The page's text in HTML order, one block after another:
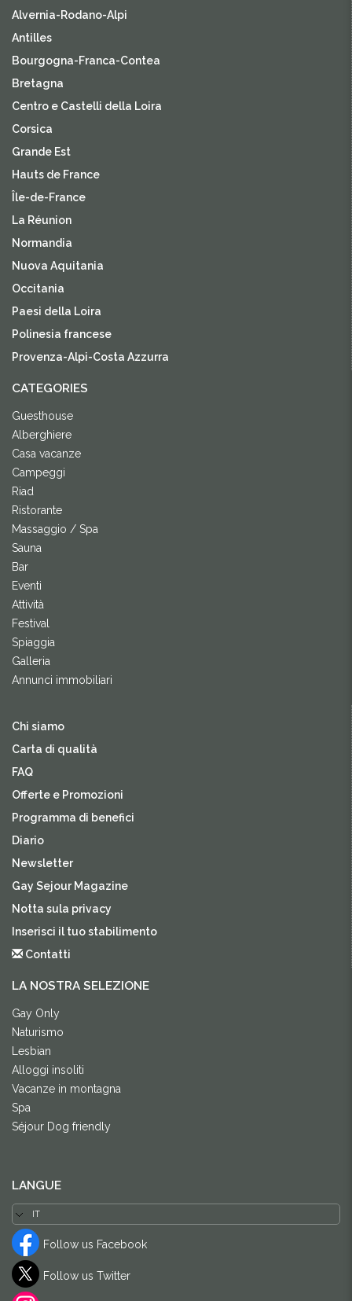
Alvernia-Rodano-Alpi
Antilles
Bourgogna-Franca-Contea
Bretagna
Centro e Castelli della Loira
Corsica
Grande Est
Hauts de France
Île-de-France
La Réunion
Normandia
Nuova Aquitania
Occitania
Paesi della Loira
Polinesia francese
Provenza-Alpi-Costa Azzurra
CATEGORIES
Guesthouse
Alberghiere
Casa vacanze
Campeggi
Riad
Ristorante
Massaggio / Spa
Sauna
Bar
Eventi
Attività
Festival
Spiaggia
Galleria
Annunci immobiliari
Chi siamo
Carta di qualità
FAQ
Offerte e Promozioni
Programma di benefici
Diario
Newsletter
Gay Sejour Magazine
Notta sula privacy
Inserisci il tuo stabilimento
Contatti
LA NOSTRA SELEZIONE
Gay Only
Naturismo
Lesbian
Alloggi insoliti
Vacanze in montagna
Spa
Séjour Dog friendly
LANGUE
Follow us Facebook
Follow us Twitter